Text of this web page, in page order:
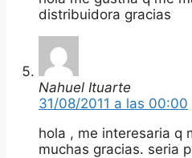
distribuidora gracias
Nahuel Ituarte
31/08/2011 a las 00:00
hola , me interesaria q
muchas gracias. seria